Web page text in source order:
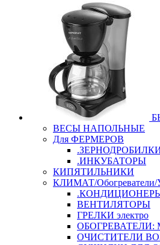
ВЕСЫ НАПОЛЬНЫЕ
Для ФЕРМЕРОВ
.ИНКУБАТОРЫ
КИПЯТИЛЬНИКИ
КЛИМАТ/Обогреватели/
ВЕНТИЛЯТОРЫ
ГРЕЛКИ электро
ОБОГРЕВАТЕЛИ:
ОЧИСТИТЕЛИ